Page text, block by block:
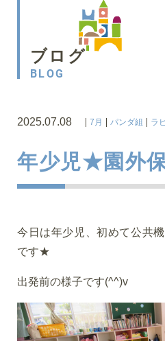
ブログ
BLOG
2025.07.08 7月 パンダ組 ラ
年少児★園外
今日は年少児、初めて公共
です★
出発前の様子です(^^)v